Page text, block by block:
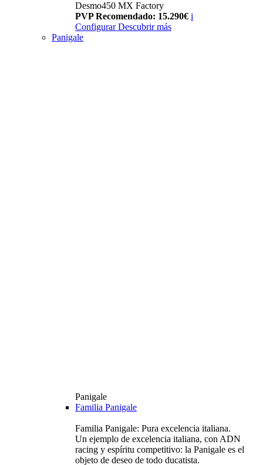
Desmo450 MX Factory
PVP Recomendado: 15.290€ i
Configurar Descubrir más
Panigale
Panigale
Familia Panigale
Familia Panigale: Pura excelencia italiana.
Un ejemplo de excelencia italiana, con ADN
racing y espíritu competitivo: la Panigale es el
objeto de deseo de todo ducatista.